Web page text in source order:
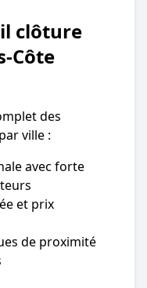
clôture
Côte
des
ville :
avec forte
et prix
de proximité